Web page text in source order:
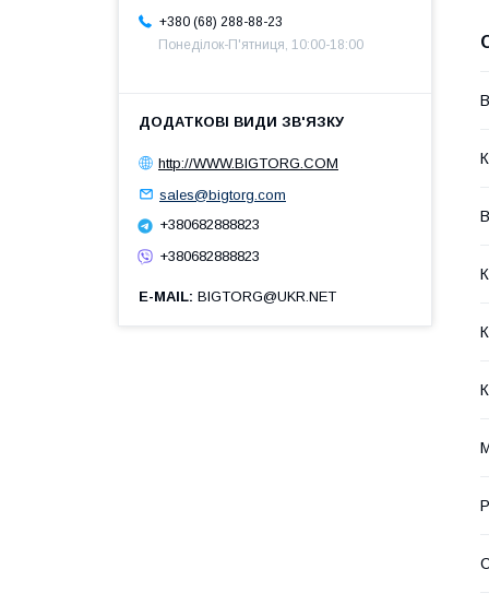
+380 (68) 288-88-23
Понеділок-П'ятниця, 10:00-18:00
http://WWW.BIGTORG.COM
sales@bigtorg.com
+380682888823
+380682888823
E-MAIL BIGTORG@UKR.NET